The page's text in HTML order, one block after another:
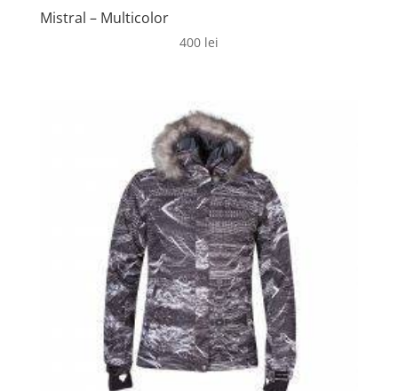
Mistral – Multicolor
400 lei